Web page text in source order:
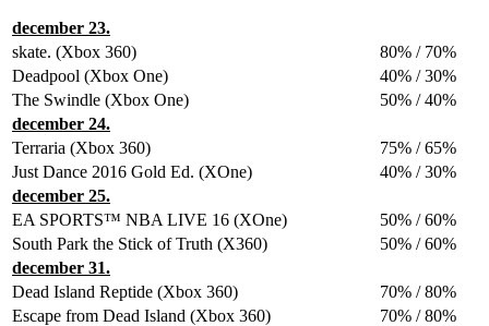
december 23.
skate. (Xbox 360)
80% / 70%
Deadpool (Xbox One)
40% / 30%
The Swindle (Xbox One)
50% / 40%
december 24.
Terraria (Xbox 360)
75% / 65%
Just Dance 2016 Gold Ed. (XOne)
40% / 30%
december 25.
EA SPORTS™ NBA LIVE 16 (XOne)
50% / 60%
South Park the Stick of Truth (X360)
50% / 60%
december 31.
Dead Island Reptide (Xbox 360)
70% / 80%
Escape from Dead Island (Xbox 360)
70% / 80%